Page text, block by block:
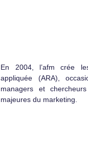
En 2004, l’afm crée
appliquée (ARA),
managers et
majeures du marketing.